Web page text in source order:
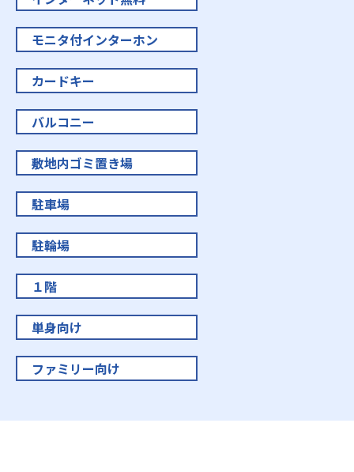
モニタ付インターホン
カードキー
バルコニー
敷地内ゴミ置き場
駐車場
駐輪場
１階
単身向け
ファミリー向け